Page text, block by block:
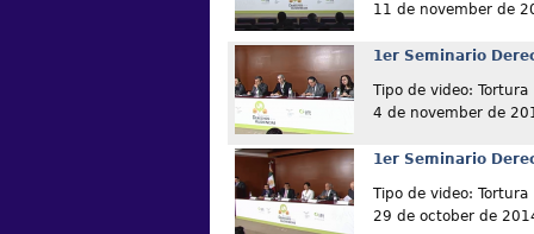
11 de november de
1er Seminario
Tipo de video: Tortura
4 de november de
1er Seminario
Tipo de video: Tortura
29 de october de